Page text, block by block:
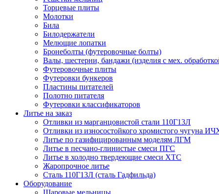
Торцевые плиты
Молотки
Била
Билодержатели
Мелющие лопатки
Бронеболты (футеровочные болты)
Валы, шестерни, бандажи (изделия с мех.
Футеровочные плиты
Футеровки бункеров
Пластины питателей
Полотно питателя
Футеровки классификаторов
Литье на заказ
Отливки из марганцовистой стали 110Г13Л
Отливки из износостойкого хромистого чугуна
Литье по газифицированным моделям ЛГМ
Литье в песчано-глинистые смеси ПГС
Литье в холодно твердеющие смеси ХТС
Жаропрочное литье
Сталь 110Г13Л (сталь Гадфильда)
Оборудование
Шаровые мельницы